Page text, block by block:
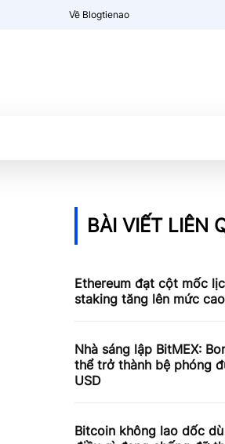
Về Blogtienao
BÀI VIẾT LIÊN
Ethereum đạt cột mốc
staking tăng lên mức
Nhà sáng lập BitMEX:
thể trở thành bệ phóng
USD
Bitcoin không lao dốc